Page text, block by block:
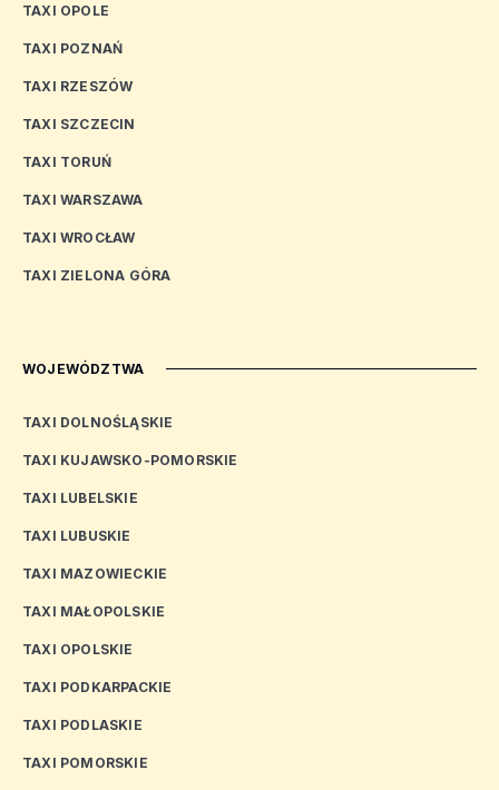
TAXI OPOLE
TAXI POZNAŃ
TAXI RZESZÓW
TAXI SZCZECIN
TAXI TORUŃ
TAXI WARSZAWA
TAXI WROCŁAW
TAXI ZIELONA GÓRA
WOJEWÓDZTWA
TAXI DOLNOŚLĄSKIE
TAXI KUJAWSKO-POMORSKIE
TAXI LUBELSKIE
TAXI LUBUSKIE
TAXI MAZOWIECKIE
TAXI MAŁOPOLSKIE
TAXI OPOLSKIE
TAXI PODKARPACKIE
TAXI PODLASKIE
TAXI POMORSKIE